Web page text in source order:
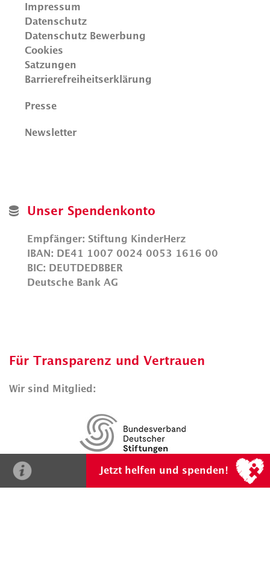
Impressum
Datenschutz
Datenschutz Bewerbung
Cookies
Satzungen
Barrierefreiheitserklärung
Presse
Newsletter
Unser Spendenkonto
Empfänger: Stiftung KinderHerz
IBAN: DE41 1007 0024 0053 1616 00
BIC: DEUTDEDBBER
Deutsche Bank AG
Für Transparenz und Vertrauen
Wir sind Mitglied:
Fragen? Gerne!
herz@stiftung-
kinderherz.de
Jetzt helfen und spenden!